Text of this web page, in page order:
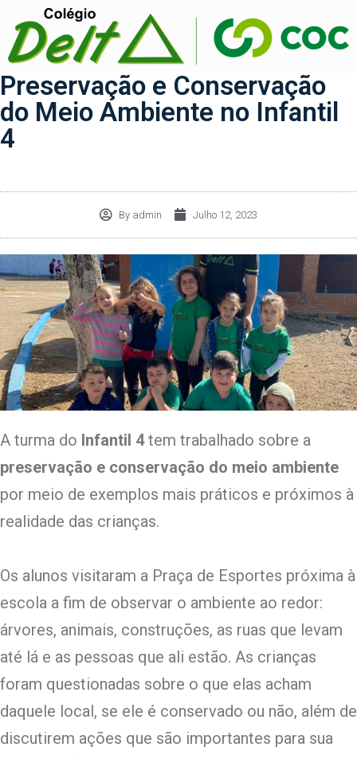
Preservação e Conservação
do Meio Ambiente no Infantil
4
By admin Julho 12, 2023
A turma do Infantil 4tem trabalhado sobre a
preservação e conservação do meio ambiente
por meio de exemplos mais práticos e próximos à
realidade das crianças.
Os alunos visitaram a Praça de Esportes próxima à
escola a fim de observar o ambiente ao redor:
árvores, animais, construções, as ruas que levam
até lá e as pessoas que ali estão. As crianças
foram questionadas sobre o que elas acham
daquele local, se ele é conservado ou não, além de
discutirem ações que são importantes para sua